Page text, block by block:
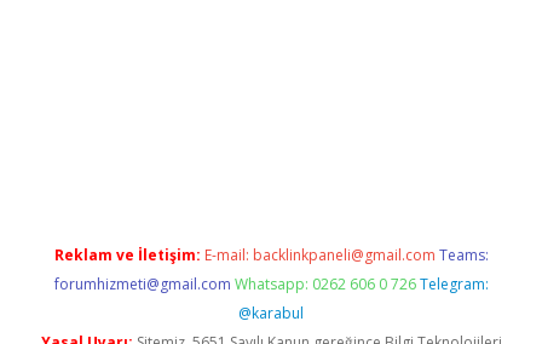
Reklam ve İletişim: E-mail: backlinkpaneli@gmail.com Teams:
forumhizmeti@gmail.com Whatsapp: 0262 606 0 726 Telegram:
@karabul